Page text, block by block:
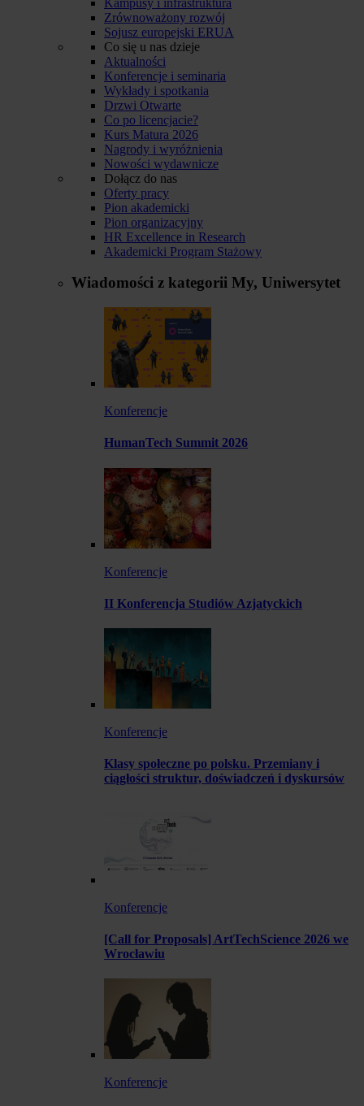
Zrównoważony rozwój
Sojusz europejski ERUA
Co się u nas dzieje
Aktualności
Konferencje i seminaria
Wykłady i spotkania
Drzwi Otwarte
Co po licencjacie?
Kurs Matura 2026
Nagrody i wyróżnienia
Nowości wydawnicze
Dołącz do nas
Oferty pracy
Pion akademicki
Pion organizacyjny
HR Excellence in Research
Akademicki Program Stażowy
Wiadomości z kategorii My, Uniwersytet
Konferencje
HumanTech Summit 2026
Konferencje
II Konferencja Studiów Azjatyckich
Konferencje
Klasy społeczne po polsku. Przemiany i
ciągłości struktur, doświadczeń i dyskursów
Konferencje
[Call for Proposals] ArtTechScience 2026 we
Wrocławiu
Konferencje